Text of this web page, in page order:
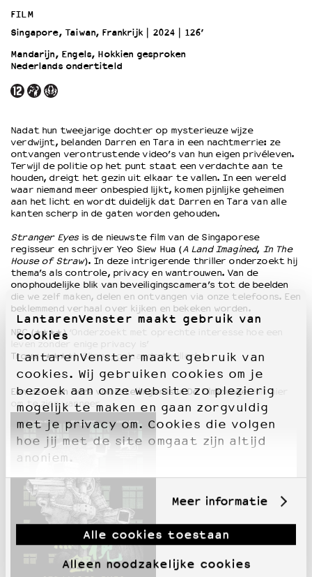
LantarenVenster maakt gebruik van
cookies
LantarenVenster maakt gebruik van
cookies. Wij gebruiken cookies om je
bezoek aan onze website zo plezierig
mogelijk te maken en gaan zorgvuldig
met je privacy om. Cookies die volgen
hoe jij met de site omgaat zijn altijd
anoniem.
Meer informatie
Alle cookies toestaan
Alleen noodzakelijke cookies
OVER LANTARENVENSTER
Wat we doen
Werken bij
Wie is wie
Partners
Huisregels
Privacyverklaring
Integriteits- en gedragscode
Duurzaamheid
Culturele boycot Israël
Ruimte voor artistieke vrijheid – VNPF
FILM
Singapore, Taiwan, Frankrijk
2024
126’
Mandarijn, Engels, Hokkien gesproken
Nederlands ondertiteld
Nadat hun tweejarige dochter op mysterieuze wijze
verdwijnt, belanden Darren en Tara in een nachtmerrie: ze
ontvangen verontrustende video’s van hun eigen privéleven.
Terwijl de politie op het punt staat een verdachte aan te
houden, dreigt het gezin uit elkaar te vallen. In een wereld
waar niemand meer onbespied lijkt, komen pijnlijke geheimen
aan het licht en wordt duidelijk dat Darren en Tara van alle
kanten scherp in de gaten worden gehouden.
Stranger Eyesis de nieuwste film van de Singaporese
regisseur en schrijver Yeo Siew Hua (A Land Imagined, In The
House of Straw). In deze intrigerende thriller onderzoekt hij
thema’s als controle, privacy en wantrouwen. Van de
onophoudelijke blik van beveiligingscamera’s tot de beelden
die we zelf maken, delen en ontvangen via onze telefoons. Een
beklemmend verhaal over kijken en bekeken worden.
NRC (★★★★) ‘Onderzoekt met oprechte interesse hoe een
leven zonder enige privacy is’
Trouw (★★★★)‘Slimme, gelaagde thriller’
Een deel van deze voorstellingen is in De Filmlounge.Klik hier
om te zien wanneer.